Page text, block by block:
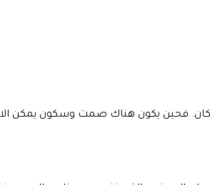
مكان. فحين يكون هناك صمت وسكون يمكن